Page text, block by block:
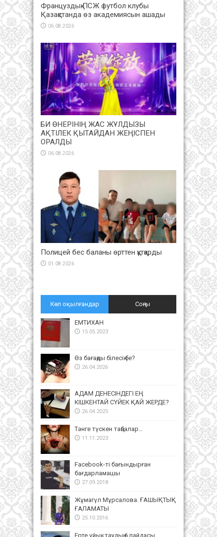
Француздық ПСЖ футбол клубы
Қазақстанда өз академиясын ашады
06.08.2026
БИ ӨНЕРІНІҢ ЖАС ЖҰЛДЫЗЫ
АҚТІЛЕК ҚЫТАЙДАН ЖЕҢІСПЕН
ОРАЛДЫ
06.08.2026
Полицей бес баланы өрттен құтқарды
01.08.2026
Көп оқылғандар Соңғы
ЕМТИХАН
15.05.2023
Өз бағаңды білесің бе?
26.04.2026
АДАМ ДЕНЕСІНДЕГІ ЕҢ
КІШКЕНТАЙ СҮЙЕК ҚАЙ ЖЕРДЕ?
26.04.2025
Тәнге түскен таңбалар…
11.11.2023
Facebook-ті бағындырған
бағдарламашы
27.09.2018
Жұмагүл Мұрсалова. ҒАШЫҚТЫҚ
ҒАЛАМАТЫ
25.10.2016
Ерте ұйықтаудың 6 пайдасы